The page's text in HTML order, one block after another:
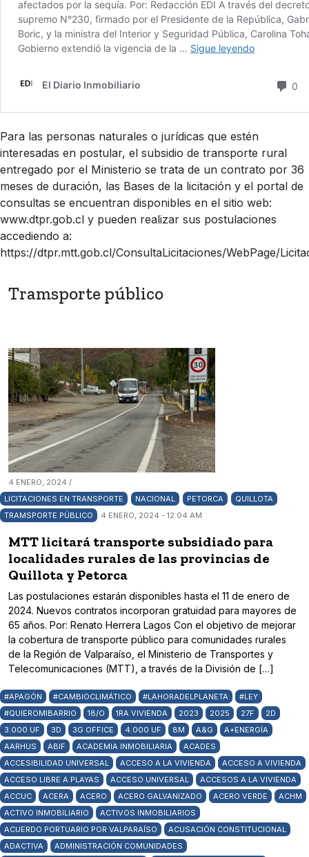
Para las personas naturales o jurídicas que estén
interesadas en postular, el subsidio de transporte rural
entregado por el Ministerio se trata de un contrato por 36
meses de duración, las Bases de la licitación y el portal de
consultas se encuentran disponibles en el sitio web:
www.dtpr.gob.cl y pueden realizar sus postulaciones
accediendo a:
https://dtpr.mtt.gob.cl/ConsultaLicitaciones/WebPage/
Tramsporte público
4 ENERO, 2024 /
LICITACIONES EN TRANSPORTE
NACIONAL PETORCA
QUILLOTA
TRAMSPORTE PÚBLICO
4 ENERO, 2024 - 12:04 AM
MTT licitará transporte subsidiado para
localidades rurales de las provincias de
Quillota y Petorca
Las postulaciones estarán disponibles hasta el 11 de enero de
2024. Nuevos contratos incorporan gratuidad para mayores de
65 años. Por: Renato Herrera Lagos Con el objetivo de mejorar
la cobertura de transporte público para comunidades rurales
de la Región de Valparaíso, el Ministerio de Transportes y
Telecomunicaciones (MTT), a través de la División de […]
#APAGÓN #CAMBIOCLIMÁTICO #LAHORADELPLANETA
#LEY
#QUIEROMIBARRIO
18/O 1RA VIVIENDA 2023 2025 27F
2D
3.000 UF
3D 3G OFFICE 4.000 UF 8M A&G
A+ENERGÍA
AARHUS
ABIF ACADEMIA INMOBILIARIA
ACADES
ACCESIBILIDAD UNIVERSAL
ACCESO A LA VIVIENDA
ACCESO A VIVIENDA
ACCESO LIBRE A PLAYAS
ACCESO UNIVERSAL
ACCESOS A LA VIVIENDA
ACCUC
ACERA ACERO ACERO GALVANIZADO ACERO VERDE
ACHM
ACTIVO INMOBILIARIO
ACTIVOS INMOBILIARIOS
ACUERDO PORTUARIO POR VALPARAÍSO
ACUSACIÓN CONSTITUCIONAL
ADACTIVA
ADMINISTRACIÓN COMUNIDADES